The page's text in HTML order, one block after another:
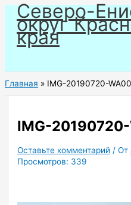
Перейти
содержимому
Северо-
округ
края
Главная IMG-20190720-
IMG-
Оставьте комментарий / От
Просмотров: 339